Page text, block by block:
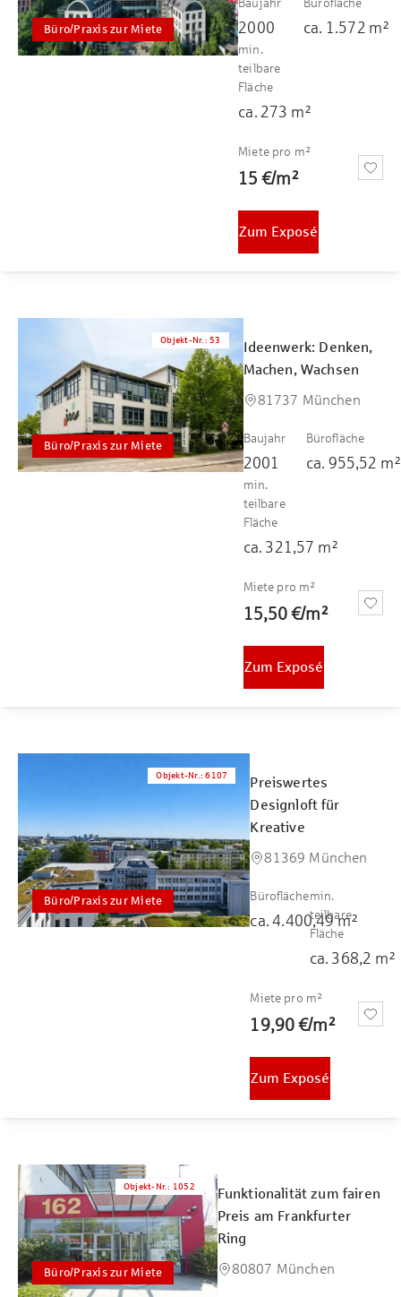
Büro/Praxis zur Miete
Baujahr
2000
Bürofläche
ca. 1.572 m²
min.
teilbare
Fläche
ca. 273 m²
Miete pro m²
15 €/m²
Zum Exposé
Büro/Praxis zur Miete
Objekt-Nr. : 53
Ideenwerk: Denken,
Machen, Wachsen
81737 München
Baujahr
2001
Bürofläche
ca. 955,52 m²
min.
teilbare
Fläche
ca. 321,57 m²
Miete pro m²
15,50 €/m²
Zum Exposé
Büro/Praxis zur Miete
Objekt-Nr. :6107
Preiswertes
Designloft für
Kreative
81369 München
Bürofläche
ca. 4.400,49m²
min.
teilbare
Fläche
ca. 368,2 m²
Miete pro m²
19,90 €/m²
Zum Exposé
Büro/Praxis zur Miete
Objekt-Nr.: 1052
Funktionalität zum fairen
Preis am Frankfurter
Ring
80807 München